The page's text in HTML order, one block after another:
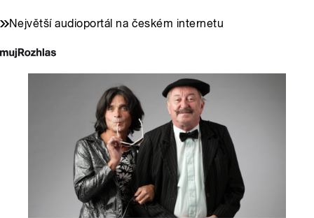
Největší audioportál na českém internetu